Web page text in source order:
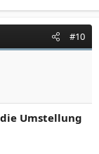
#10
Umstellung